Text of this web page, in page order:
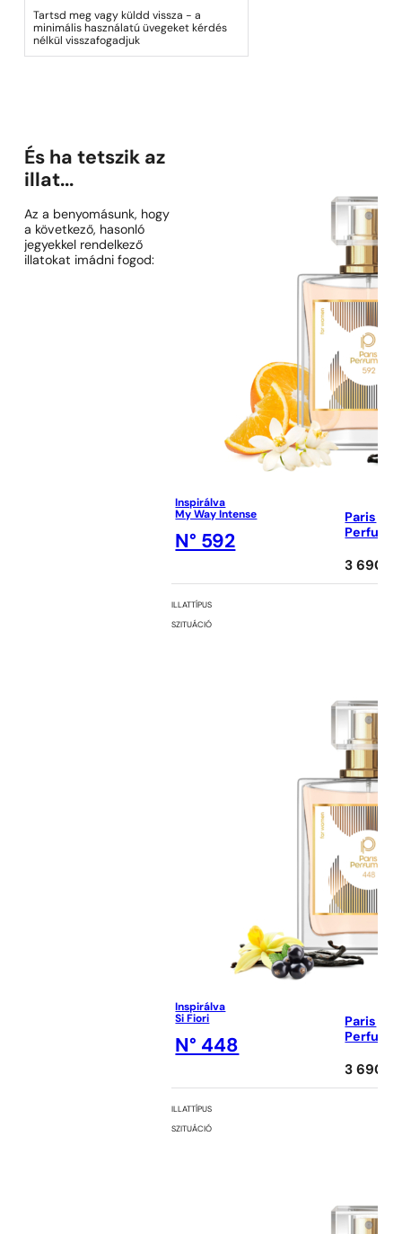
Tartsd meg vagy küldd vissza - a
minimális használatú üvegeket kérdés
nélkül visszafogadjuk
És ha tetszik az
illat...
Az a benyomásunk, hogy
a következő, hasonló
jegyekkel rendelkező
illatokat imádni fogod:
Inspirálva
My Way Intense
N° 592
Paris
3 690
ILLATTÍPUS
SZITUÁCIÓ
Inspirálva
Si Fiori
N° 448
Paris
3 690
ILLATTÍPUS
SZITUÁCIÓ